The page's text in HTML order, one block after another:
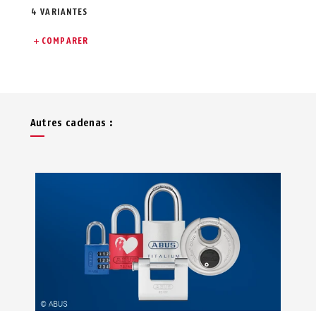
4 VARIANTES
COMPARER
Autres cadenas :